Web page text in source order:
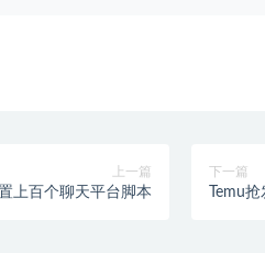
上一篇
上百个聊天平台脚本
下一篇
Temu